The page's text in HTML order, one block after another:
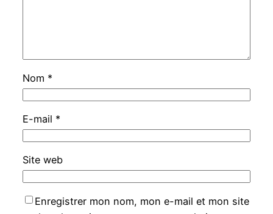
Nom *
E-mail *
Site web
Enregistrer mon nom, mon e-mail et mon site